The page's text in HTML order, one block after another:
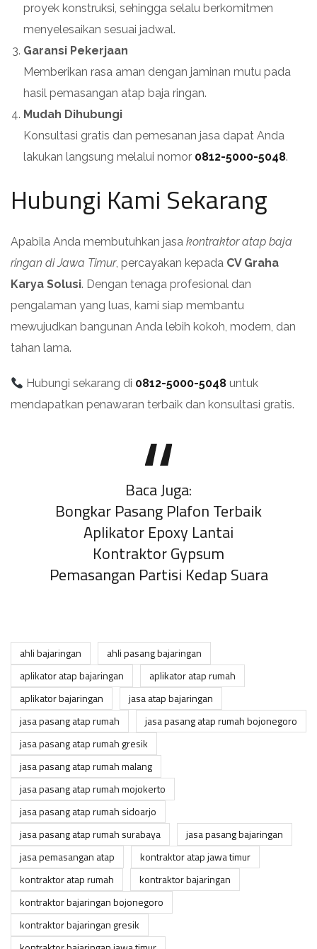
proyek konstruksi, sehingga selalu berkomitmen
menyelesaikan sesuai jadwal.
Garansi Pekerjaan
Memberikan rasa aman dengan jaminan mutu pada
hasil pemasangan atap baja ringan.
Mudah Dihubungi
Konsultasi gratis dan pemesanan jasa dapat Anda
lakukan langsung melalui nomor 0812-5000-5048.
Hubungi Kami Sekarang
Apabila Anda membutuhkan jasa kontraktor atap baja
ringan di Jawa Timur, percayakan kepada CV Graha
Karya Solusi. Dengan tenaga profesional dan
pengalaman yang luas, kami siap membantu
mewujudkan bangunan Anda lebih kokoh, modern, dan
tahan lama.
Hubungi sekarang di 0812-5000-5048 untuk
mendapatkan penawaran terbaik dan konsultasi gratis.
Baca Juga:
Bongkar Pasang Plafon Terbaik
Aplikator Epoxy Lantai
Kontraktor Gypsum
Pemasangan Partisi Kedap Suara
ahli bajaringan
ahli pasang bajaringan
aplikator atap bajaringan
aplikator atap rumah
aplikator bajaringan
jasa atap bajaringan
jasa pasang atap rumah
jasa pasang atap rumah bojonegoro
jasa pasang atap rumah gresik
jasa pasang atap rumah malang
jasa pasang atap rumah mojokerto
jasa pasang atap rumah sidoarjo
jasa pasang atap rumah surabaya
jasa pasang bajaringan
jasa pemasangan atap
kontraktor atap jawa timur
kontraktor atap rumah
kontraktor bajaringan
kontraktor bajaringan bojonegoro
kontraktor bajaringan gresik